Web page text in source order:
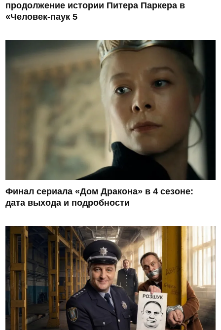
продолжение истории Питера Паркера в
«Человек-паук 5
Финал сериала «Дом Дракона» в 4 сезоне:
дата выхода и подробности